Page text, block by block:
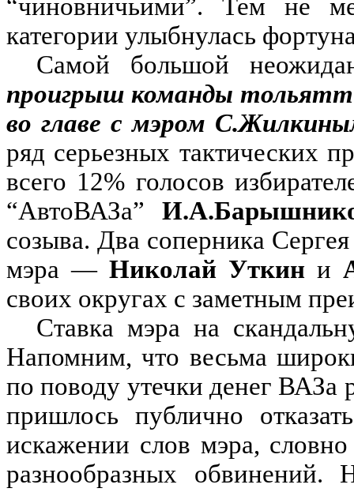
“чиновничьими”. Тем не
категории улыбнулась
Самой большой
проигрыш команды
во главе с мэром
ряд серьезных тактических
всего 12% голосов
“АвтоВАЗа”
созыва. Два соперника
мэра — Николай Уткин и
своих округах с заметным
Ставка мэра на
Напомним, что весьма
по поводу утечки денег
пришлось публично
искажении слов мэра,
разнообразных обвинений.